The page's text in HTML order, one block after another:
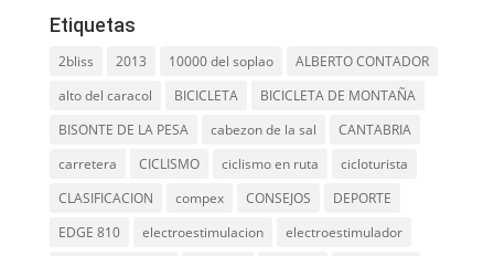
Etiquetas
2bliss 2013 10000 del soplao
ALBERTO CONTADOR
alto del caracol
BICICLETA
BICICLETA DE MONTAÑA
BISONTE DE LA PESA
cabezon de la sal
CANTABRIA
carretera
CICLISMO ciclismo en ruta
cicloturista
CLASIFICACION
compex CONSEJOS
DEPORTE
EDGE 810
electroestimulacion
electroestimulador